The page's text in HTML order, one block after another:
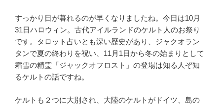
すっかり日が暮れるのが早くなりましたね。今日は10月
31日ハロウィン。古代アイルランドのケルト人のお祭り
です。タロット占いとも深い歴史があり、ジャクオラン
タンで夏の終わりを祝い、11月1日から冬の始まりとして
霜雪の精霊「ジャックオフロスト」の登場は知る人ぞ知
るケルトの話ですね。
ケルトも２つに大別され、大陸のケルトがドイツ、島の